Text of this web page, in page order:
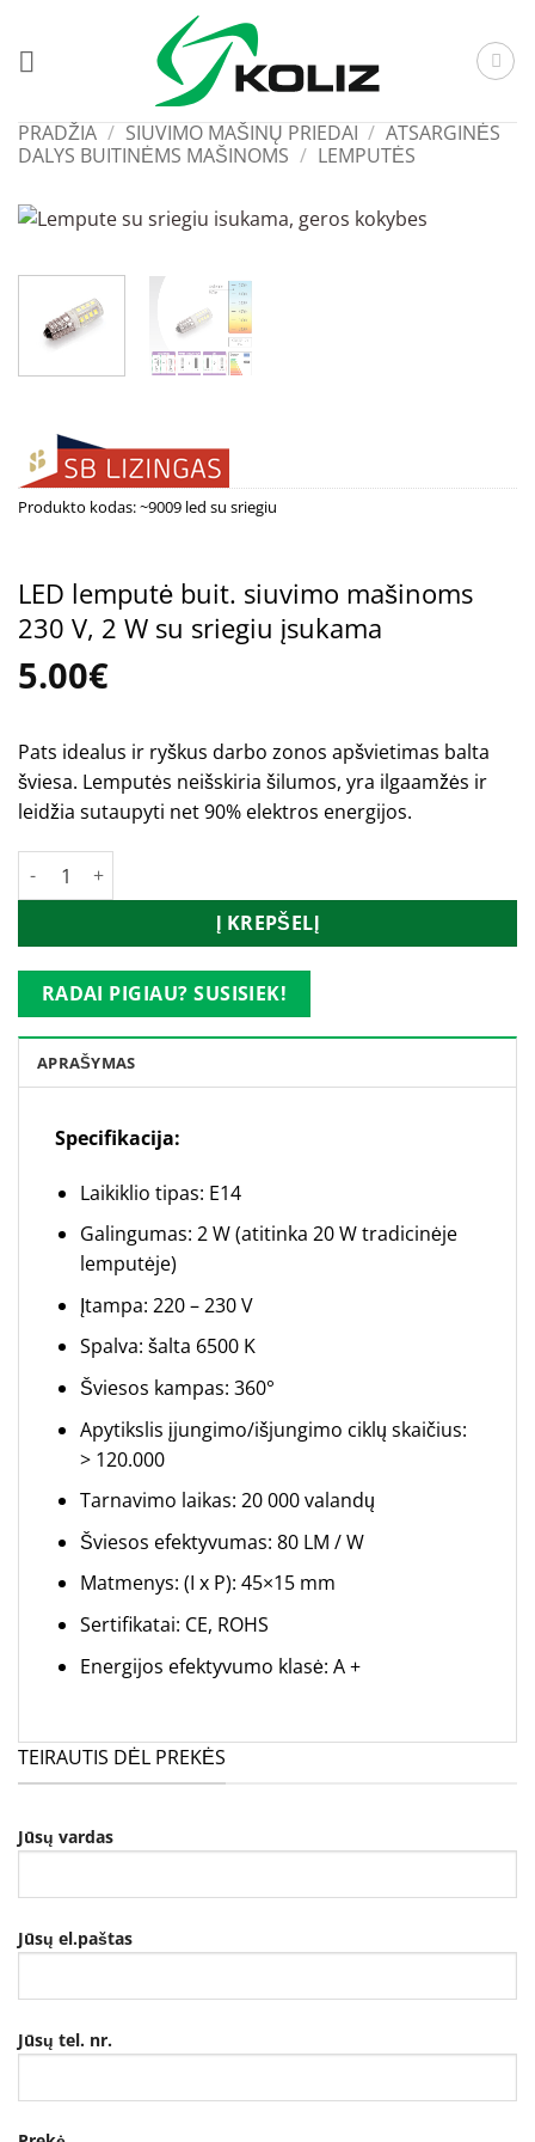
content
PRADŽIA / SIUVIMO MAŠINŲ PRIEDAI / ATSARGINĖS
DALYS BUITINĖMS MAŠINOMS / LEMPUTĖS
Produkto kodas:~9009 led su sriegiu
LED lemputė buit. siuvimo mašinoms
230 V, 2 W su sriegiu įsukama
5.00€
Pats idealus ir ryškus darbo zonos apšvietimas balta
šviesa. Lemputės neišskiria šilumos, yra ilgaamžės ir
leidžia sutaupyti net 90% elektros energijos.
produkto kiekis: LED lemputė buit. siuvimo mašinoms 230 V,
Į KREPŠELĮ
RADAI PIGIAU? SUSISIEK!
APRAŠYMAS
Specifikacija:
Laikiklio tipas: E14
Galingumas: 2 W (atitinka 20 W tradicinėje
lemputėje)
Įtampa: 220 – 230 V
Spalva: šalta 6500 K
Šviesos kampas: 360°
Apytikslis įjungimo/išjungimo ciklų skaičius:
> 120.000
Tarnavimo laikas: 20 000 valandų
Šviesos efektyvumas: 80 LM / W
Matmenys: (I x P): 45×15 mm
Sertifikatai: CE, ROHS
Energijos efektyvumo klasė: A +
TEIRAUTIS DĖL PREKĖS
Jūsų vardas
Jūsų el.paštas
Jūsų tel. nr.